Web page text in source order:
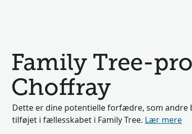
Family Tree-
Choffray
Dette er dine potentielle forfædre, som andre
tilføjet i fællesskabet i Family Tree. Lær mere